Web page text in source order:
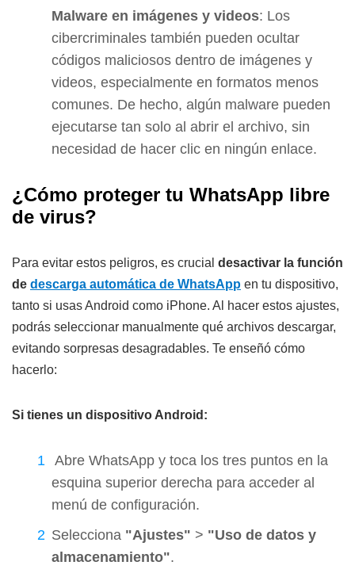
Malware en imágenes y videos: Los
cibercriminales también pueden ocultar
códigos maliciosos dentro de imágenes y
videos, especialmente en formatos menos
comunes. De hecho, algún malware pueden
ejecutarse tan solo al abrir el archivo, sin
necesidad de hacer clic en ningún enlace.
¿Cómo proteger tu WhatsApp libre
de virus?
Para evitar estos peligros, es crucial desactivar la función
de descarga automática de WhatsApp en tu dispositivo,
tanto si usas Android como iPhone. Al hacer estos ajustes,
podrás seleccionar manualmente qué archivos descargar,
evitando sorpresas desagradables. Te enseñó cómo
hacerlo:
Si tienes un dispositivo Android:
Abre WhatsApp y toca los tres puntos en la
esquina superior derecha para acceder al
menú de configuración.
Selecciona "Ajustes" > "Uso de datos y
almacenamiento".